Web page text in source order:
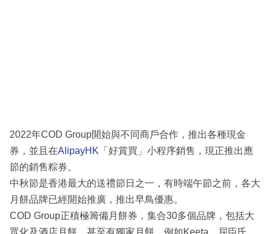
2022年COD Group開始與不同商戶合作，推出各種現金
券，並且在AlipayHK 「好賞買」小程序銷售，現正推出應
節的銷售粽券。
中秋節是香港最大的送禮節日之一，有時端午節之前，各大
月餅品牌已經開始推廣，推出早鳥優惠。
COD Group正積極籌備月餅券，集合30多個品牌，包括大